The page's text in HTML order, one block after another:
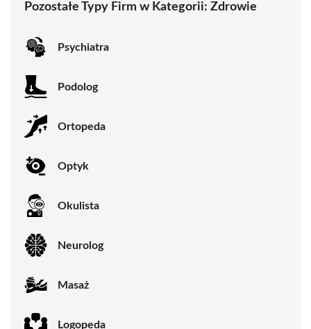
Pozostałe Typy Firm w Kategorii: Zdrowie
Psychiatra
Podolog
Ortopeda
Optyk
Okulista
Neurolog
Masaż
Logopeda